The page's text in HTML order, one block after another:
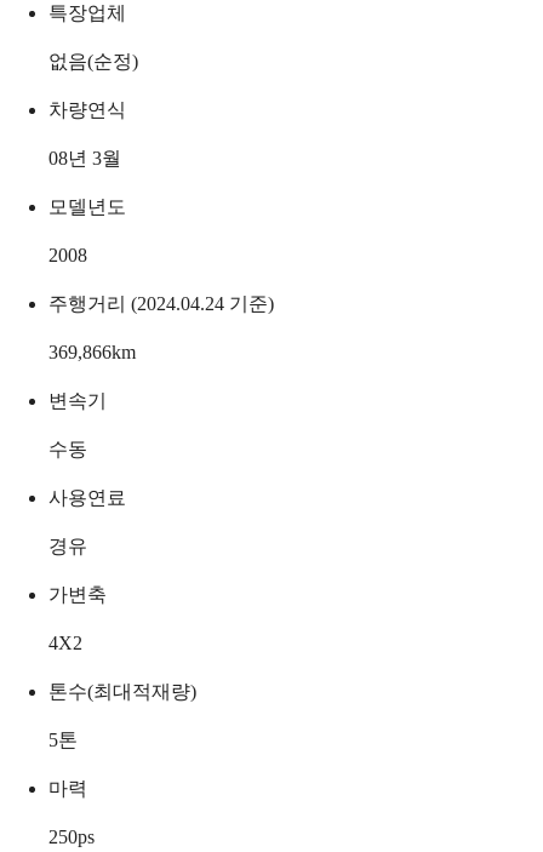
특장업체
없음(순정)
차량연식
08년 3월
모델년도
2008
주행거리 (2024.04.24 기준)
369,866km
변속기
수동
사용연료
경유
가변축
4X2
톤수(최대적재량)
5톤
마력
250ps